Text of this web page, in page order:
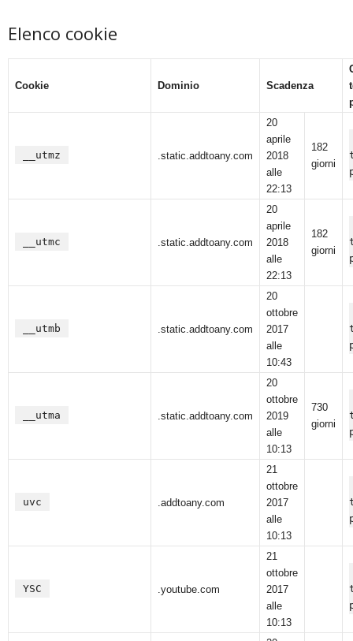
Elenco cookie
Cookie Dominio Scadenza
__utmz .static.addtoany.com
20
aprile
2018
alle
22:13
182
giorni
__utmc .static.addtoany.com
20
aprile
2018
alle
22:13
182
giorni
__utmb .static.addtoany.com
20
ottobre
2017
alle
10:43
__utma .static.addtoany.com
20
ottobre
2019
alle
10:13
730
giorni
uvc .addtoany.com
21
ottobre
2017
alle
10:13
YSC .youtube.com
21
ottobre
2017
alle
10:13